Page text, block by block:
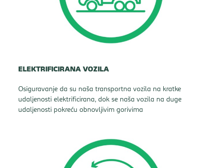
ELEKTRIFICIRANA VOZILA
Osiguravanje da su naša transportna vozila na kratke
udaljenosti elektrificirana, dok se naša vozila na duge
udaljenosti pokreću obnovljivim gorivima